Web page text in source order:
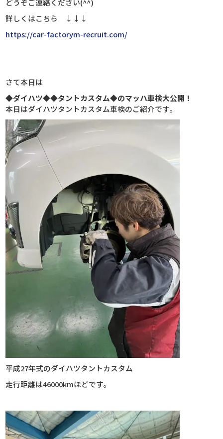
どうぞご連絡ください(^^)
詳しくはこちら ↓↓↓
https://car-factorym-recruit.com/
さて本日は
◆ダイハツ◆◆タントカスタム◆のマッハ車検大公開！
本日はダイハツタントカスタム車検のご紹介です。
平成27年式のダイハツタントカスタム
走行距離は46000kmほどです。